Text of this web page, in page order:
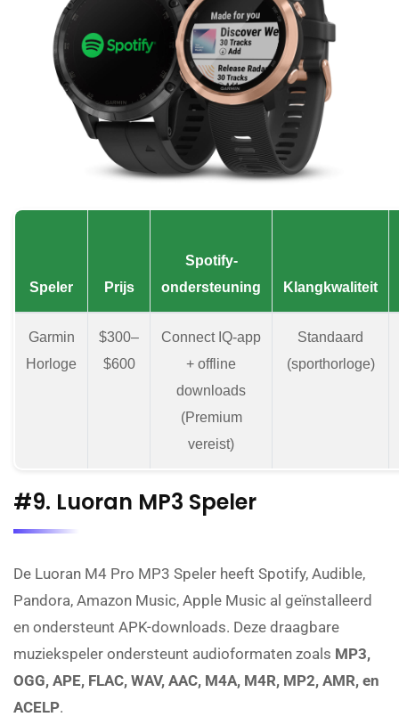
Speler Prijs
Spotify-
ondersteuning
Klangkwaliteit
Garmin
Horloge
$300–
$600
Connect IQ-app
+ offline
downloads
(Premium
vereist)
Standaard
(sporthorloge)
#9. Luoran MP3 Speler
De Luoran M4 Pro MP3 Speler heeft Spotify, Audible,
Pandora, Amazon Music, Apple Music al geïnstalleerd
en ondersteunt APK-downloads. Deze draagbare
muziekspeler ondersteunt audioformaten zoals MP3,
OGG, APE, FLAC, WAV, AAC, M4A, M4R, MP2, AMR, en
ACELP.